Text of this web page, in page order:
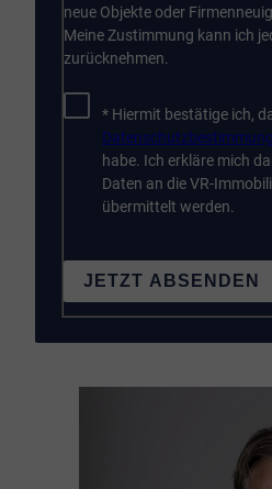
neue Objekte oder
Meine Zustimmung kann ich
zurücknehmen.
* Hiermit bestätige ich,
habe. Ich erkläre mich
Daten an die VR-
übermittelt werden.
JETZT ABSENDEN